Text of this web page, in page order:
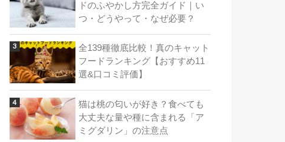
ドのふやかし方完全ガイド｜い
つ・どうやって・なぜ必要？
全139種徹底比較！真のキャット
フードランキング【おすすめ11
選&口コミ評価】
猫は桃の匂いが好き？食べても
大丈夫な量や種に含まれる「ア
ミグダリン」の注意点